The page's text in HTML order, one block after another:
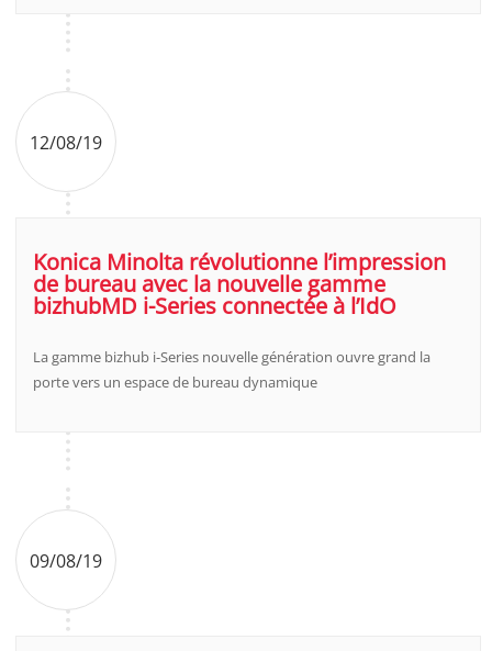
12/08/19
Konica Minolta révolutionne l’impression
de bureau avec la nouvelle gamme
bizhubMD i-Series connectée à l’IdO
La gamme bizhub i-Series nouvelle génération ouvre grand la
porte vers un espace de bureau dynamique
09/08/19